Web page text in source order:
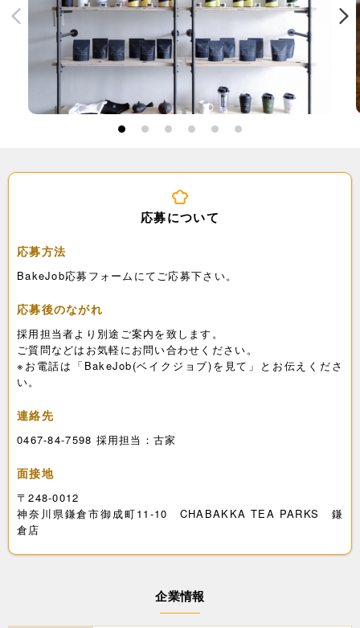
1 2 3 4 5 6
応募について
応募方法
BakeJob応募フォームにてご応募下さい。
応募後のながれ
採用担当者より別途ご案内を致します。
ご質問などはお気軽にお問い合わせください。
※お電話は「BakeJob(ベイクジョブ)を見て」とお伝えくださ
い。
連絡先
0467-84-7598 採用担当：古家
面接地
〒248-0012
神奈川県鎌倉市御成町11-10 CHABAKKA TEA PARKS 鎌
倉店
企業情報